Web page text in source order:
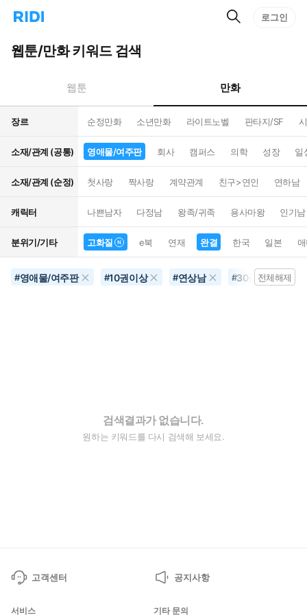
리
홈
으
턴
트
검
로그인
웹툰/만화 키워드 검색
웹툰 만화
장르 순정만화 소년만화 라이트노벨 판타지/SF
소재/관계 (공통) 영애물/여주판 회사 캠퍼스 의학 성장 일
소재/관계 (순정) 첫사랑 짝사랑 계약관계 친구>연인 연하남
캐릭터 나쁜남자 다정남 왕족/귀족 용사마왕 인기남
분위기/기타 고화질 e북 연재 완결 한국 일본
#영애물/여주판 #10권이상 #연상남 #30권이상
전체해제
검색결과가 없습니다.
원하는 키워드를 다시 검색해 보세요.
고객센터 공지사항
서비스 기타 문의